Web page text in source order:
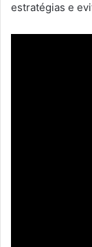
estratégias e